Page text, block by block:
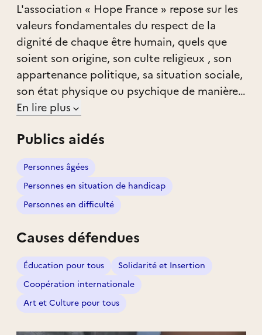
L'association « Hope France » repose sur les
valeurs fondamentales du respect de la
dignité de chaque être humain, quels que
soient son origine, son culte religieux , son
appartenance politique, sa situation sociale,
son état physique ou psychique de manière
apolitique et areligieuse.
Elle intervient pour répondre à de vastes
programmes permanents. Ses domaines
d’intervention sont la lutte contre la
précarité, l’aide alimentaire, la protection de
l’enfance et l'aide au handicap en France et à
En lire plus
Publics aidés
Personnes âgées
Personnes en situation de handicap
Personnes en difficulté
Causes défendues
Éducation pour tous
Solidarité et Insertion
Coopération internationale
Art et Culture pour tous